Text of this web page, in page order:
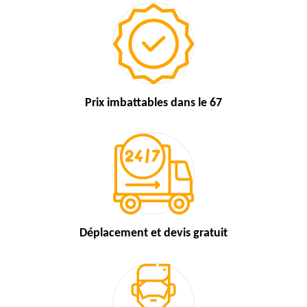
Prix imbattables dans le 67
Déplacement et devis gratuit